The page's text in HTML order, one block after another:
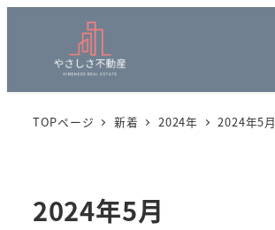
TOPページ 新着 2024年 2024年5月
2024年5月